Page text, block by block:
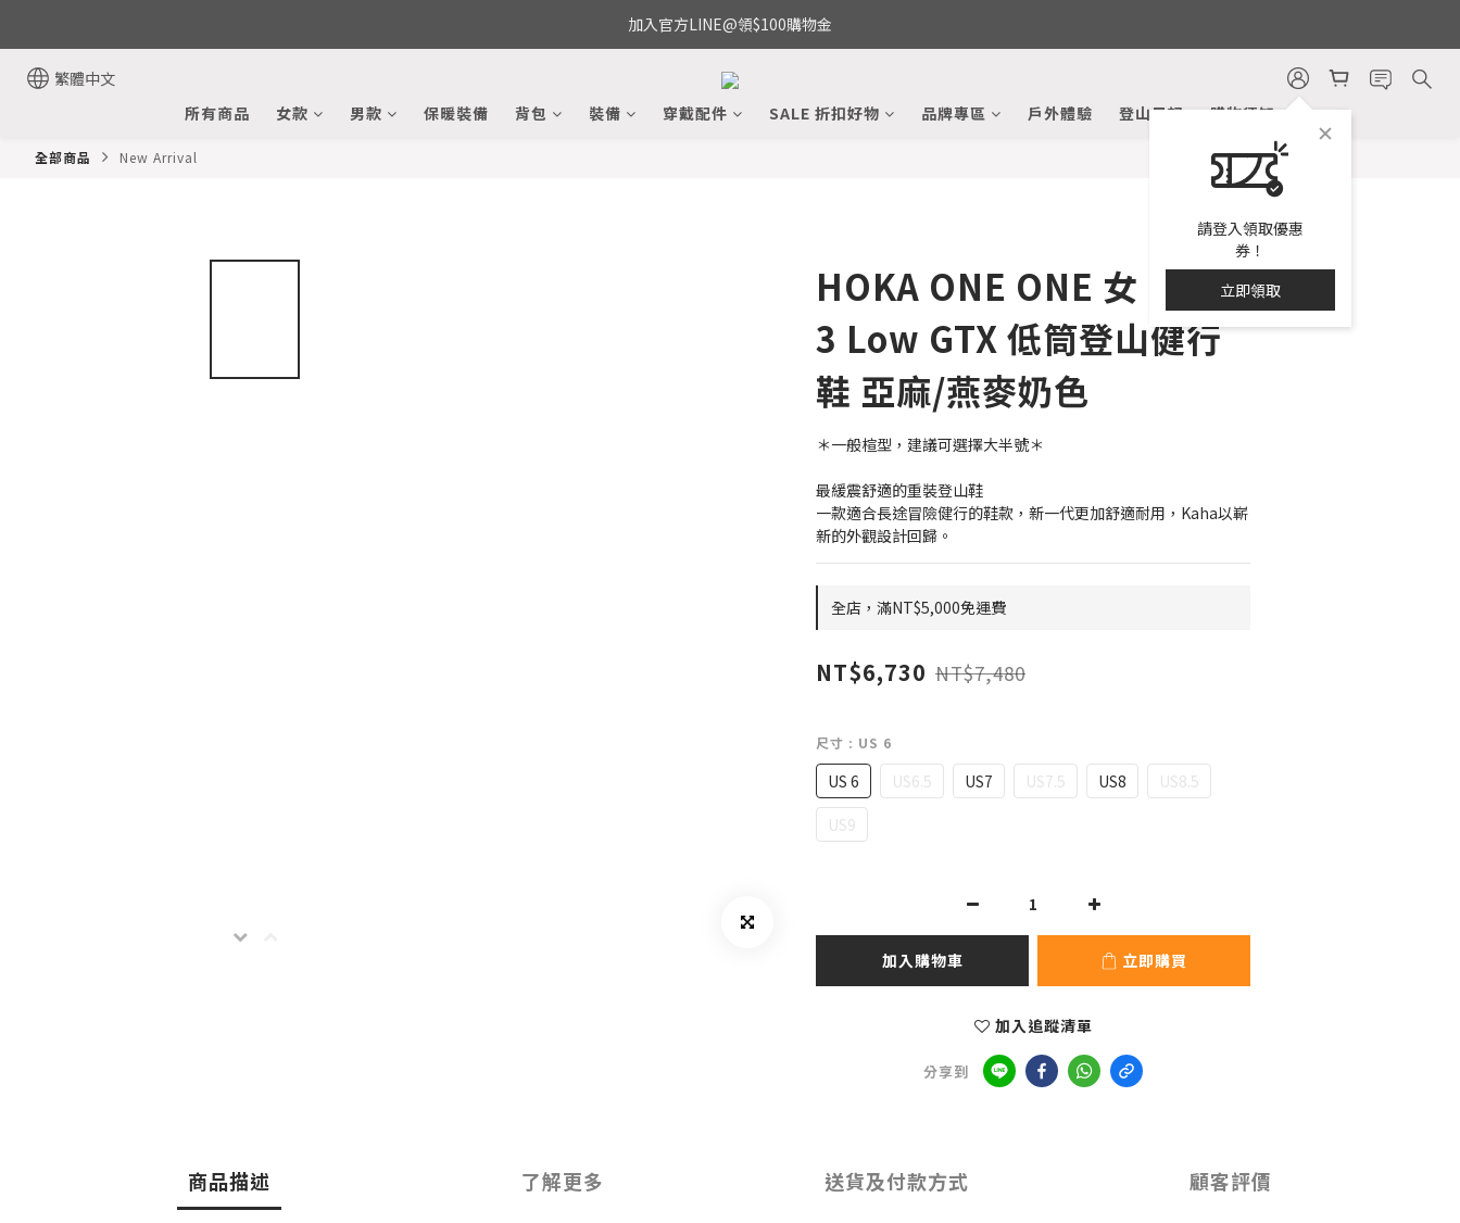
加入官方LINE@領$100購物金
繁體中文
請登入領取優惠
券！
立即領取
所有商品 女款 男款 保暖裝備 背包 裝備 穿戴配件 SALE 折扣好物 品牌專區 戶外體驗 登山日記 購物須知
全部商品 New Arrival
HOKA ONE ONE 女 Kaha
3 Low GTX 低筒登山健行
鞋 亞麻/燕麥奶色
＊一般楦型，建議可選擇大半號＊
最緩震舒適的重裝登山鞋
一款適合長途冒險健行的鞋款，新一代更加舒適耐用，Kaha以嶄
新的外觀設計回歸。
全店，滿NT$5,000免運費
NT$6,730 NT$7,480
尺寸 : US 6
US 6 US6.5 US7 US7.5 US8
US8.5
US9
加入購物車 立即購買
加入追蹤清單
分享到
商品描述 了解更多 送貨及付款方式 顧客評價
立即購買